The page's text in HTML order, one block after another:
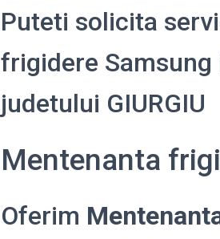
Puteti solicita
frigidere
judetului GIURGIU
Mentenanta
Oferim